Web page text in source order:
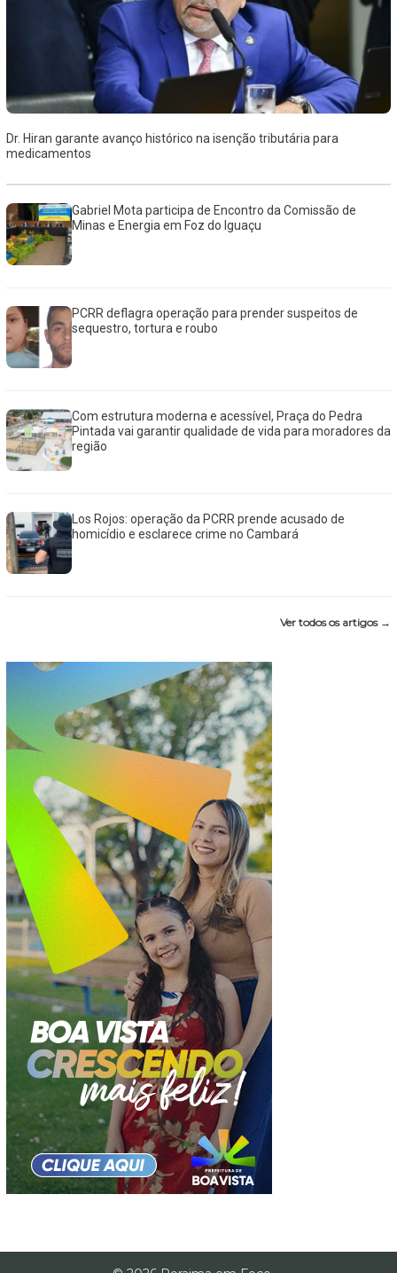
Dr. Hiran garante avanço histórico na isenção tributária para
medicamentos
Gabriel Mota participa de Encontro da Comissão de
Minas e Energia em Foz do Iguaçu
PCRR deflagra operação para prender suspeitos de
sequestro, tortura e roubo
Com estrutura moderna e acessível, Praça do Pedra
Pintada vai garantir qualidade de vida para moradores da
região
Los Rojos: operação da PCRR prende acusado de
homicídio e esclarece crime no Cambará
Ver todos os artigos →